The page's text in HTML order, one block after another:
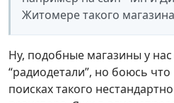
Житомере такого
Ну, подобные магазины у
“радиодетали”, но боюсь
поисках такого